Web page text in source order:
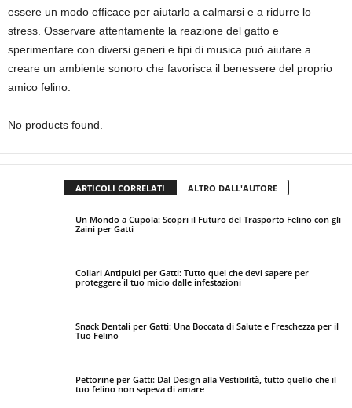
essere un modo efficace per aiutarlo a calmarsi e a ridurre lo
stress. Osservare attentamente la reazione del gatto e
sperimentare con diversi generi e tipi di musica può aiutare a
creare un ambiente sonoro che favorisca il benessere del proprio
amico felino.
No products found.
ARTICOLI CORRELATI ALTRO DALL'AUTORE
Un Mondo a Cupola: Scopri il Futuro del Trasporto Felino con gli
Zaini per Gatti
Collari Antipulci per Gatti: Tutto quel che devi sapere per
proteggere il tuo micio dalle infestazioni
Snack Dentali per Gatti: Una Boccata di Salute e Freschezza per il
Tuo Felino
Pettorine per Gatti: Dal Design alla Vestibilità, tutto quello che il
tuo felino non sapeva di amare